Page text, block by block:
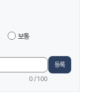
보통
0 / 100
등록